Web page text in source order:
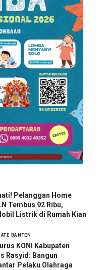
Pelanggan Home
Tembus 92 Ribu,
Listrik di Rumah Kian
BANTEN
KONI Kabupaten
Rasyid: Bangun
Pelaku Olahraga